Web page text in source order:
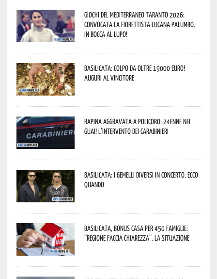
Giochi del Mediterraneo Taranto 2026:
convocata la fiorettista lucana Palumbo.
In bocca al lupo!
Basilicata: colpo da oltre 19000 Euro!
Auguri al vincitore
Rapina aggravata a Policoro: 24enne nei
guai! L’intervento dei Carabinieri
Basilicata: i Gemelli DiVersi in concerto. Ecco
quando
Basilicata, Bonus casa per 450 famiglie:
“Regione faccia chiarezza”. La situazione